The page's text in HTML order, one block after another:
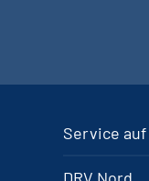
Service